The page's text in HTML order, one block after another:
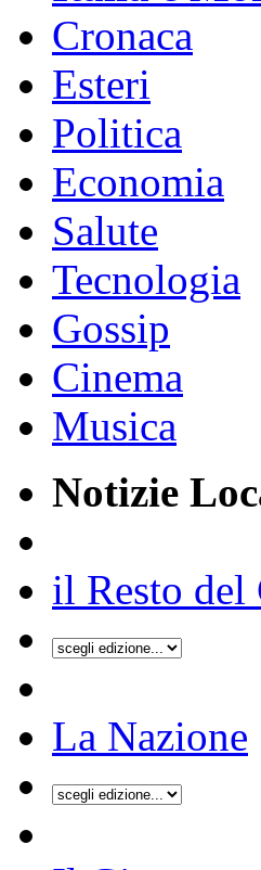
Cronaca
Esteri
Politica
Economia
Salute
Tecnologia
Gossip
Cinema
Musica
Notizie
il Resto del
La Nazione